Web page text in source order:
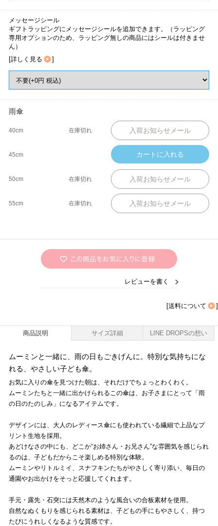
メッセージシール
ギフトラッピングにメッセージシールを追加できます。（ラッピング
専用オプションのため、ラッピング無しの商品にはシールは付きませ
ん）
[詳しく見る ]
雨傘
40cm 在庫切れ
45cm
50cm 在庫切れ
55cm 在庫切れ
レビューを書く
[送料について ]
商品説明 サイズ詳細 LINE DROPSの想い
ムーミンと一緒に、雨の日もごきげんに。特別な気持ちにな
れる、やさしい子ども傘。
お気に入りの傘を見つけた朝は、それだけでちょっとわくわく。
ムーミンたちと一緒に出かけられるこの傘は、お子さまにとって「雨
の日のたのしみ」になるアイテムです。
デザインには、大人のレディース傘にも使われている繊細で上品なプ
リント生地を採用。
あどけなさの中にも、どこか“お姉さん・お兄さん”な雰囲気を感じられ
るのは、子どもだからこそ楽しめる特別な体験。
ムーミンやリトルミイ、スナフキンたちがやさしく寄り添い、毎日の
通園やお出かけをそっと応援してくれます。
手元・露先・石突には天然木のような風合いの合板素材を使用。
自然なぬくもりを感じられる素材は、子どもの手にもやさしく、持つ
たびにうれしくなるような質感です。